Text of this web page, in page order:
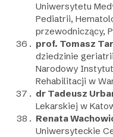
Uniwersytetu
Pediatrii,
przewodniczący,
prof. Tomasz
dziedzinie
Narodowy
Rehabilitacji w
dr Tadeusz
Lekarskiej w
Renata
Uniwersyteckie